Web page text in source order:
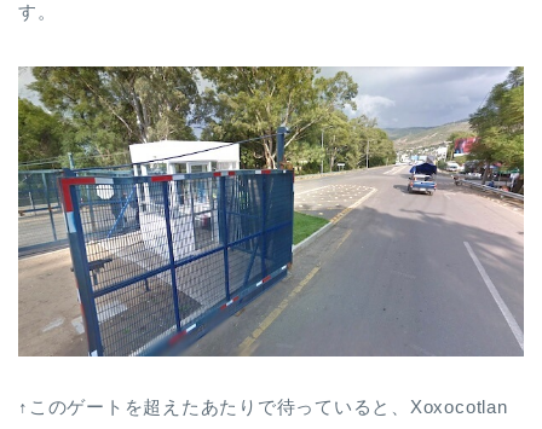
す。
↑このゲートを超えたあたりで待っていると、Xoxocotlan